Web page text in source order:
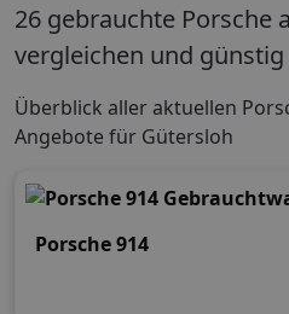
26 gebrauchte Porsche
vergleichen und
Überblick aller aktuellen
Angebote für Gütersloh
Porsche 914